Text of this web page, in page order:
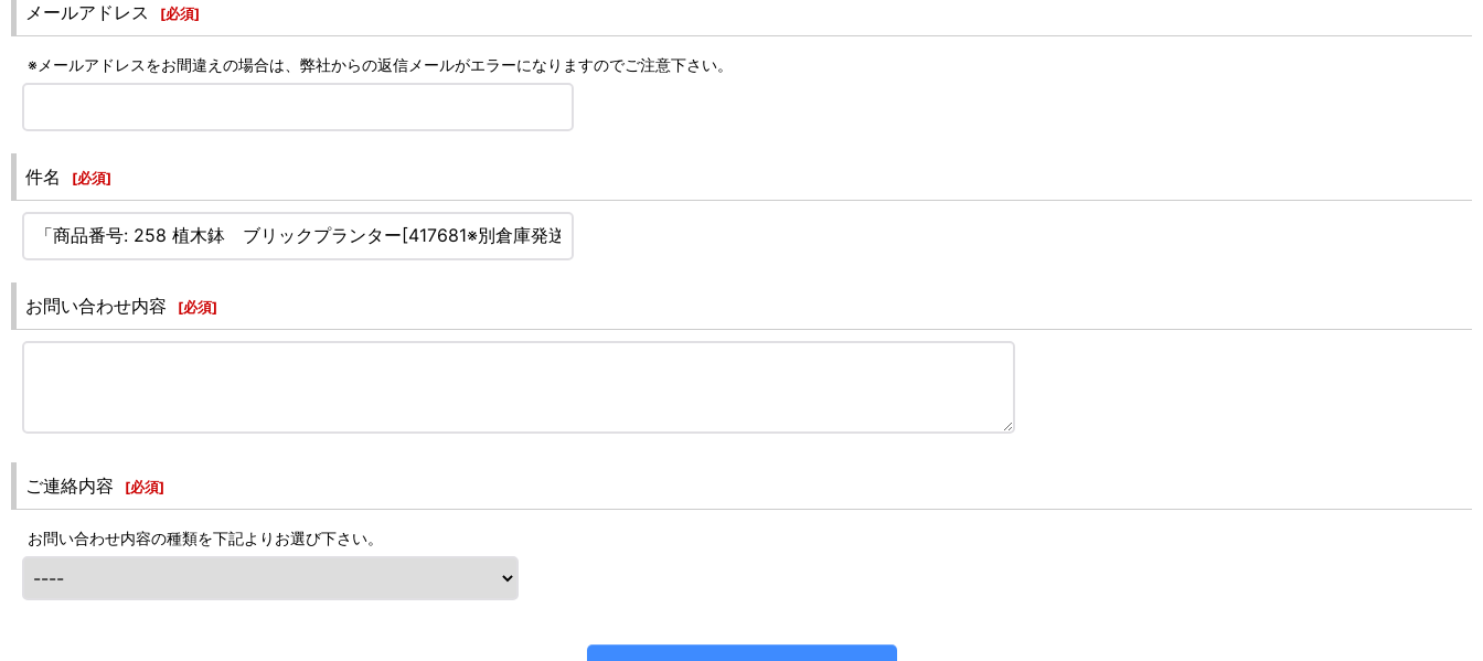
メールアドレス [必須]
※メールアドレスをお間違えの場合は、弊社からの返信メールがエラーになりますのでご注意下さい。
件名 [必須]
お問い合わせ内容 [必須]
ご連絡内容 [必須]
お問い合わせ内容の種類を下記よりお選び下さい。